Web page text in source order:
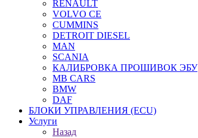
RENAULT
VOLVO CE
CUMMINS
DETROIT DIESEL
MAN
SCANIA
КАЛИБРОВКА ПРОШИВОК ЭБУ
MB CARS
BMW
DAF
БЛОКИ УПРАВЛЕНИЯ (ECU)
Услуги
Назад